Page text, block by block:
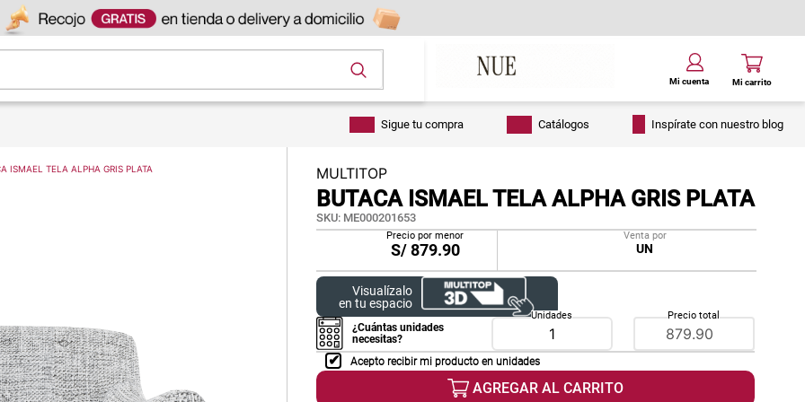
Sigue tu compra Catálogos Inspírate con nuestro blog
ISMAEL TELA ALPHA GRIS PLATA MULTITOP
BUTACA ISMAEL TELA ALPHA GRIS PLATA
SKU: ME000201653
Precio por menor
S/879.90
Venta por
UN
Visualízalo
en tu espacio
¿Cuántas unidades
necesitas?
Unidades Precio total
Acepto recibir mi producto en unidades
AGREGAR AL CARRITO